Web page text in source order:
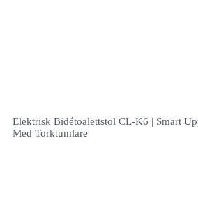
Elektrisk Bidétoalettstol CL-K6 | Smart
Med Torktumlare